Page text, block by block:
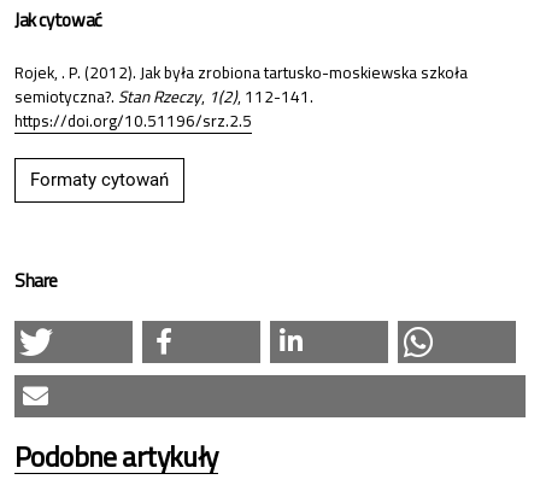
Jak cytować
Rojek, . P. (2012). Jak była zrobiona tartusko-moskiewska szkoła
semiotyczna?.Stan Rzeczy, 1(2), 112-141.
https://doi.org/10.51196/srz.2.5
Formaty cytowań
Share
Podobne artykuły